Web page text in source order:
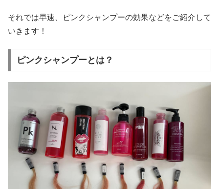
それでは早速、ピンクシャンプーの効果などをご紹介して
いきます！
ピンクシャンプーとは？